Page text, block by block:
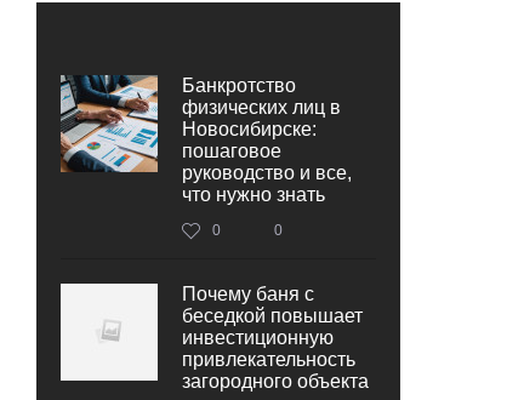
Банкротство
физических лиц в
Новосибирске:
пошаговое
руководство и все,
что нужно знать
0 0
Почему баня с
беседкой повышает
инвестиционную
привлекательность
загородного объекта